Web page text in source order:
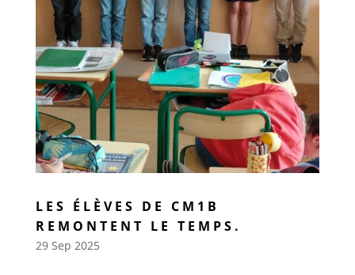
LES ÉLÈVES DE CM1B
REMONTENT LE TEMPS.
29 Sep 2025